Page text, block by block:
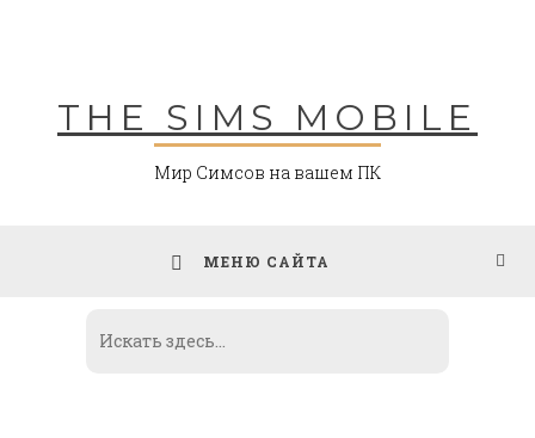
THE SIMS MOBILE
Мир Симсов на вашем ПК
МЕНЮ САЙТА